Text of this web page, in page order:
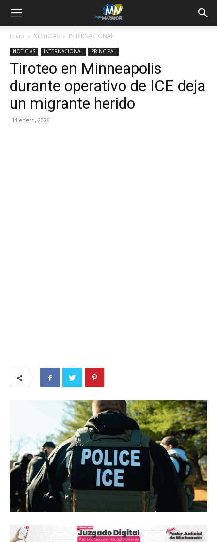
Inicio NOTICIAS INTERNACIONAL
NOTICIAS INTERNACIONAL PRINCIPAL
Tiroteo en Minneapolis
durante operativo de ICE deja
un migrante herido
14 enero, 2026